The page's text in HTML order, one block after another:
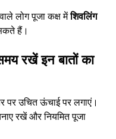
लोग पूजा कक्ष मेंशिवलिंग
हैं।
रखें इन बातों का
पर उचित ऊंचाई पर लगाएं।
रखें और नियमित पूजा